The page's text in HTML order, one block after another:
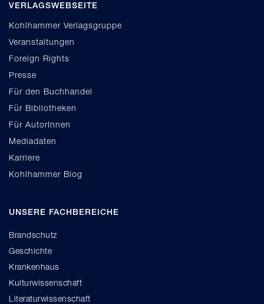
VERLAGSWEBSEITE
Kohlhammer Verlagsgruppe
Veranstaltungen
Foreign Rights
Presse
Für den Buchhandel
Für Bibliotheken
Für AutorInnen
Mediadaten
Karriere
Kohlhammer Blog
UNSERE FACHBEREICHE
Brandschutz
Geschichte
Krankenhaus
Kulturwissenschaft
Literaturwissenschaft